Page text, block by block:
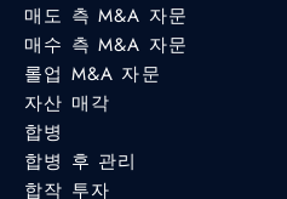
매도 측 M&A 자문
매수 측 M&A 자문
롤업 M&A 자문
자산 매각
합병
합병 후 관리
합작 투자